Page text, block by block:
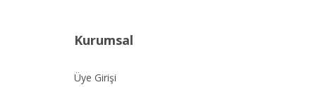
Kurumsal
Üye Girişi